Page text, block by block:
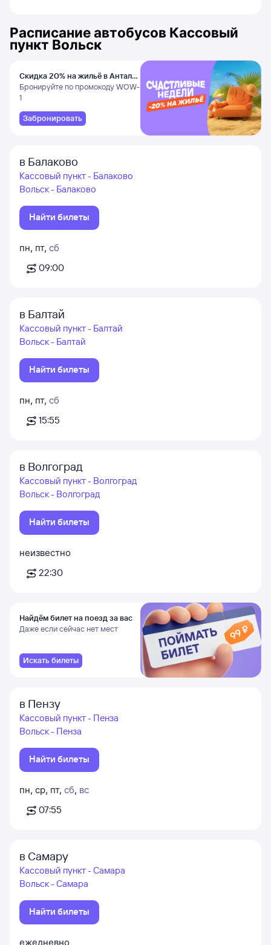
Расписание автобусов Кассовый
пункт Вольск
Скидка 20% на жильё в Анталье
и Даламане
Бронируйте по промокоду WOW-
1
Забронировать
в Балаково
Кассовый пункт - Балаково
Вольск - Балаково
Найти билеты
пн, пт, сб
09:00
в Балтай
Кассовый пункт - Балтай
Вольск - Балтай
Найти билеты
пн, пт, сб
15:55
в Волгоград
Кассовый пункт - Волгоград
Вольск - Волгоград
Найти билеты
неизвестно
22:30
Найдём билет на поезд за вас
Даже если сейчас нет мест
Искать билеты
в Пензу
Кассовый пункт - Пенза
Вольск - Пенза
Найти билеты
пн, ср, пт, сб, вс
07:55
в Самару
Кассовый пункт - Самара
Вольск - Самара
Найти билеты
ежедневно